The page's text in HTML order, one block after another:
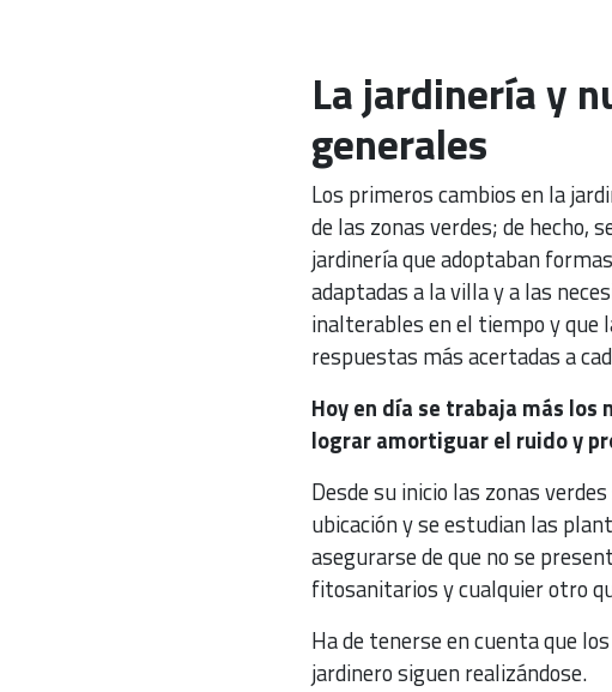
La jardinería y
generales
Los primeros cambios en la
de las zonas verdes; de hecho,
jardinería que adoptaban
adaptadas a la villa y a las
inalterables en el tiempo y que
respuestas más acertadas a
Hoy en día se trabaja más
lograr amortiguar el ruido y
Desde su inicio las zonas
ubicación y se estudian las
asegurarse de que no se
fitosanitarios y cualquier otro
Ha de tenerse en cuenta que
jardinero siguen realizándose.